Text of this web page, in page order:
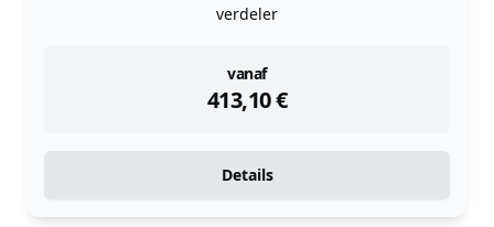
verdeler
vanaf
413,10€
instock
Details